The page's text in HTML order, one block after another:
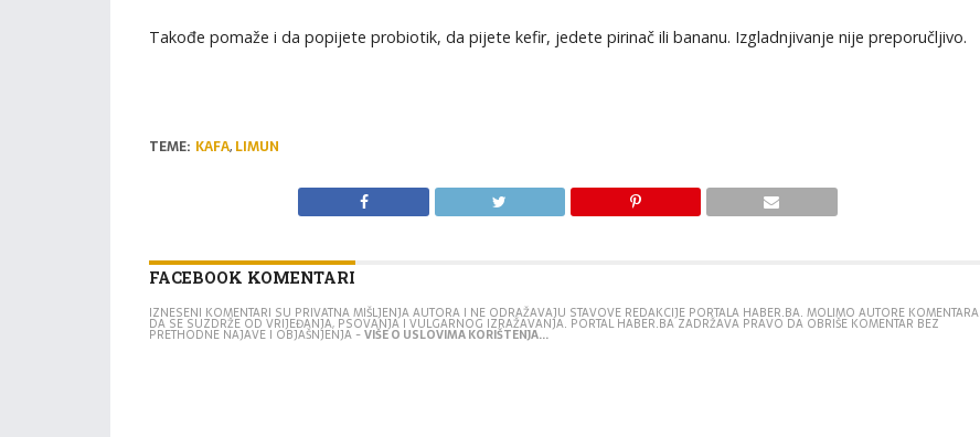
Takođe pomaže i da popijete probiotik, da pijete kefir, jedete pirinač ili bananu. Izgladnjivanje nije preporučljivo.
TEME: KAFA, LIMUN
FACEBOOK KOMENTARI
IZNESENI KOMENTARI SU PRIVATNA MIŠLJENJA AUTORA I NE ODRAŽAVAJU STAVOVE REDAKCIJE PORTALA HABER.BA. MOLIMO AUTORE KOMENTARA
DA SE SUZDRŽE OD VRIJEĐANJA, PSOVANJA I VULGARNOG IZRAŽAVANJA. PORTAL HABER.BA ZADRŽAVA PRAVO DA OBRIŠE KOMENTAR BEZ
PRETHODNE NAJAVE I OBJAŠNJENJA -VIŠE O USLOVIMA KORIŠTENJA...